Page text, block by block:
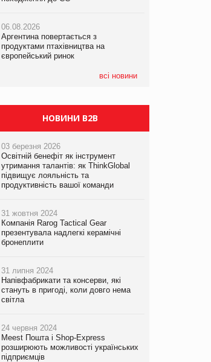
06.08.2026
Аргентина повертається з
продуктами птахівництва на
європейський ринок
всі новини
05.08.2026
Смачне поповнення дитячого меню:
у VARUS з’явилися новинки від ТМ
ТОКЕРИ
хлібобулочні вироби на
PrivateLabel&FMCG Master 2026
06.08.2026
Аргентина повертається з
продуктами птахівництва на
європейський ринок
НОВИНИ B2B
03 березня 2026
Освітній бенефіт як інструмент
утримання талантів: як ThinkGlobal
підвищує лояльність та
продуктивність вашої команди
31 жовтня 2024
Компанія Rarog Tactical Gear
презентувала надлегкі керамічні
бронеплити
31 липня 2024
Напівфабрикати та консерви, які
стануть в пригоді, коли довго нема
світла
24 червня 2024
Meest Пошта і Shop-Express
розширюють можливості українських
підприємців